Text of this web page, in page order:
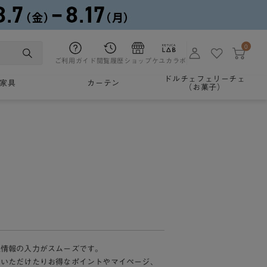
ご利用ガイド 閲覧履歴 ショップケユカラボ
0
家具 カーテン
ドルチェフェリーチェ
（お菓子）
報の入力がスムーズです。
ただけたりお得なポイントやマイページ、